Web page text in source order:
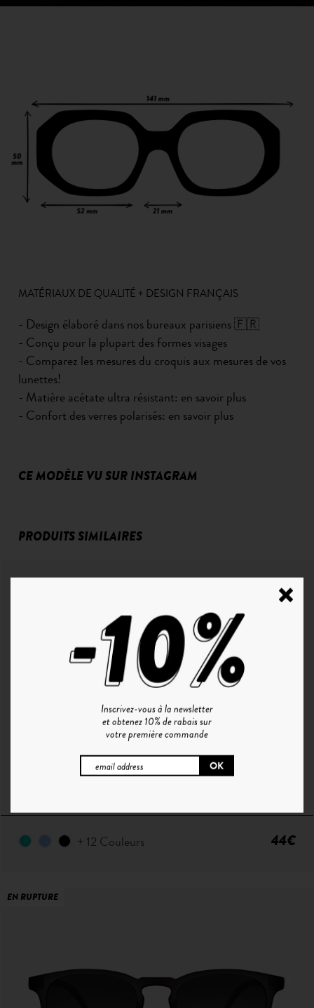
MATÉRIAUX DE QUALITÉ + DESIGN FRANÇAIS
- Design élaboré dans nos bureaux parisiens 🇫🇷
- Conçu pour la plupart des formes visages
- Comparez les mesures du croquis aux mesures de vos
lunettes!
- Matière acétate ultra résistant: en savoir plus
- Confort des verres polarisés: en savoir plus
CE MODÈLE VU SUR INSTAGRAM
PRODUITS SIMILAIRES
C°1 | CRISTAL - WHITE SILVER
+ 12 Couleurs 44€
EN RUPTURE
Inscrivez-vous à la newsletter
et obtenez 10% de rabais sur
votre première commande